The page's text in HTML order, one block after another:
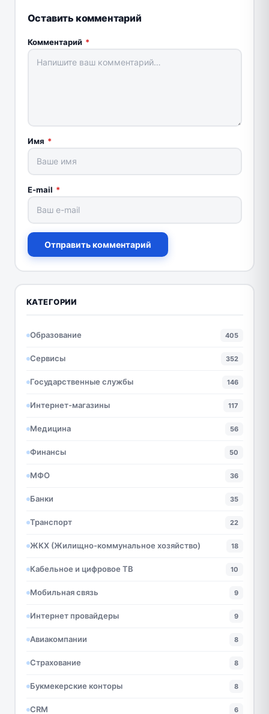
Оставить комментарий
Комментарий *
Имя *
E-mail *
Отправить комментарий
КАТЕГОРИИ
Образование 405
Сервисы 352
Государственные службы 146
Интернет-магазины 117
Медицина 56
Финансы 50
МФО 36
Банки 35
Транспорт 22
ЖКХ (Жилищно-коммунальное хозяйство) 18
Кабельное и цифровое ТВ 10
Мобильная связь 9
Интернет провайдеры 9
Авиакомпании 8
Страхование 8
Букмекерские конторы 8
CRM 6